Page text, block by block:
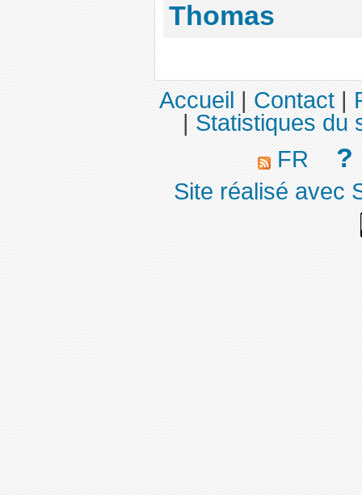
Thomas
Accueil|Contact|
|Statistiques du
FR
?
Site réalisé avec